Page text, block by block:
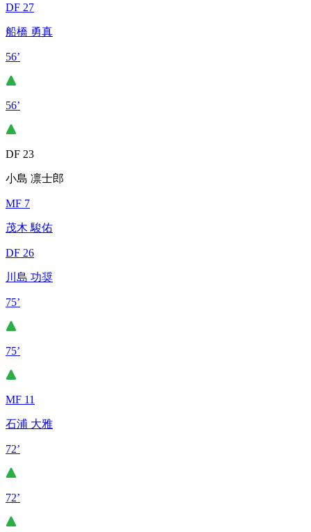
DF 27
船橋 勇真
56’
56’
DF 23
小島 凛士郎
MF 7
茂木 駿佑
DF 26
川島 功奨
75’
75’
MF 11
石浦 大雅
72’
72’